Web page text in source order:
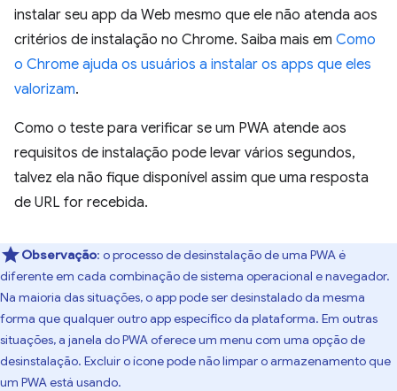
instalar seu app da Web mesmo que ele não atenda aos
critérios de instalação no Chrome. Saiba mais em Como
o Chrome ajuda os usuários a instalar os apps que eles
valorizam.
Como o teste para verificar se um PWA atende aos
requisitos de instalação pode levar vários segundos,
talvez ela não fique disponível assim que uma resposta
de URL for recebida.
Observação: o processo de desinstalação de uma PWA é
diferente em cada combinação de sistema operacional e navegador.
Na maioria das situações, o app pode ser desinstalado da mesma
forma que qualquer outro app específico da plataforma. Em outras
situações, a janela do PWA oferece um menu com uma opção de
desinstalação. Excluir o ícone pode não limpar o armazenamento que
um PWA está usando.